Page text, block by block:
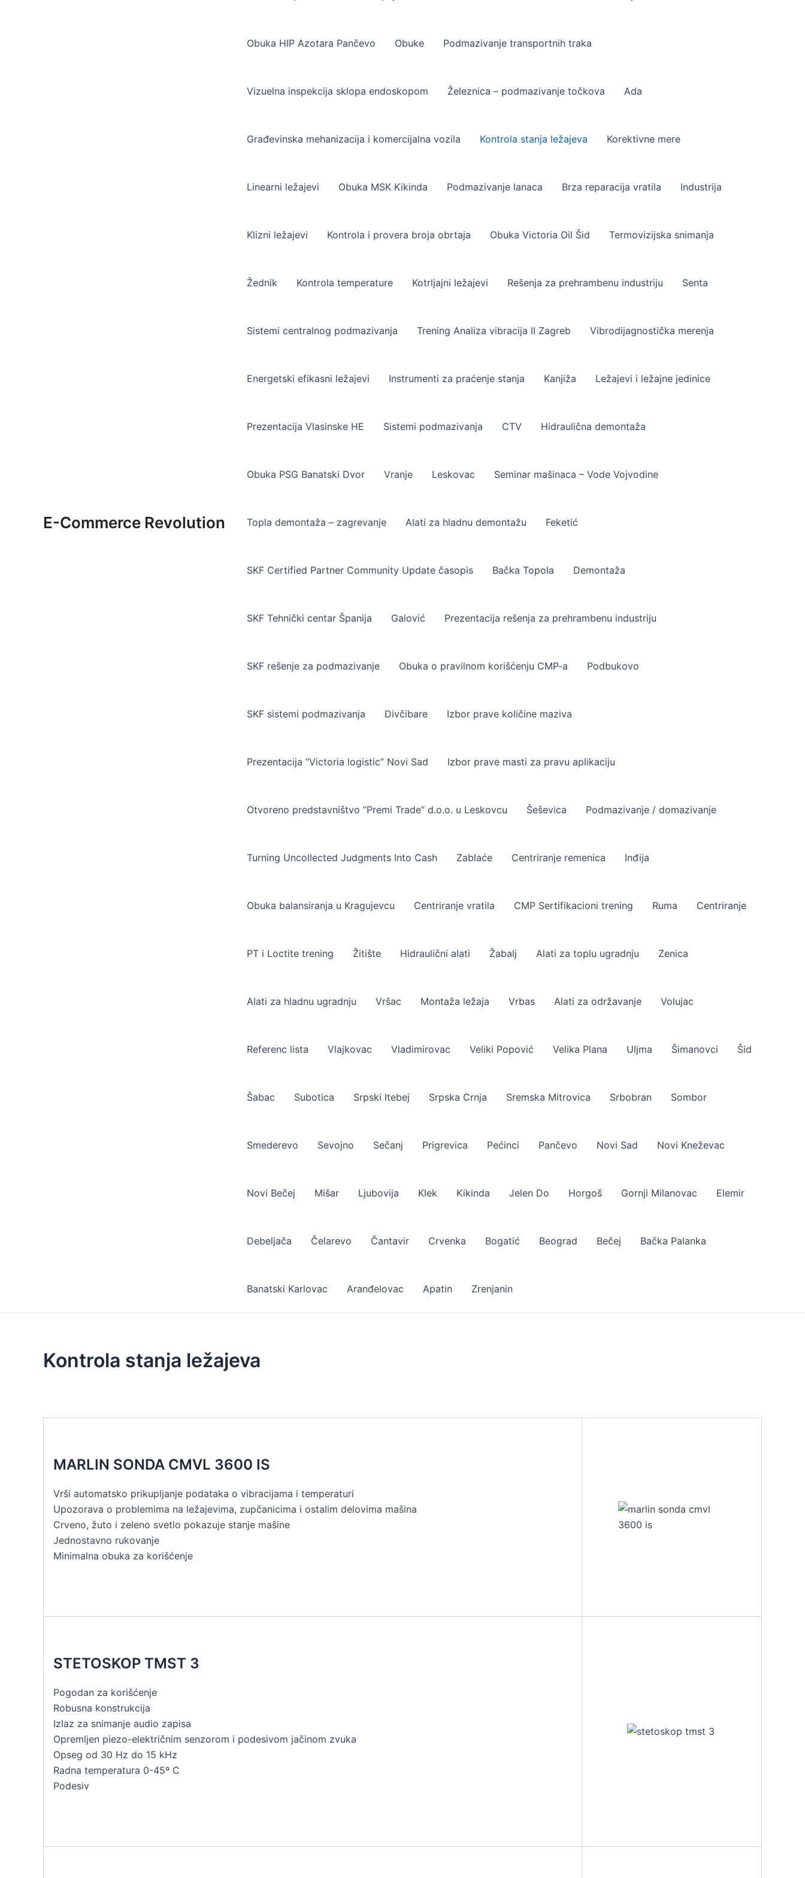
E-Commerce Revolution
Obuka HIP Azotara Pančevo Obuke Podmazivanje transportnih traka
Vizuelna inspekcija sklopa endoskopom Železnica – podmazivanje točkova Ada
Građevinska mehanizacija i komercijalna vozila Kontrola stanja ležajeva Korektivne mere
Linearni ležajevi Obuka MSK Kikinda Podmazivanje lanaca Brza reparacija vratila Industrija
Klizni ležajevi Kontrola i provera broja obrtaja Obuka Victoria Oil Šid Termovizijska snimanja
Žednik Kontrola temperature Kotrljajni ležajevi Rešenja za prehrambenu industriju Senta
Sistemi centralnog podmazivanja Trening Analiza vibracija II Zagreb Vibrodijagnostička merenja
Energetski efikasni ležajevi Instrumenti za praćenje stanja Kanjiža Ležajevi i ležajne jedinice
Prezentacija Vlasinske HE Sistemi podmazivanja CTV Hidraulična demontaža
Obuka PSG Banatski Dvor Vranje Leskovac Seminar mašinaca – Vode Vojvodine
Topla demontaža – zagrevanje Alati za hladnu demontažu Feketić
SKF Certified Partner Community Update časopis Bačka Topola Demontaža
SKF Tehnički centar Španija Galović Prezentacija rešenja za prehrambenu industriju
SKF rešenje za podmazivanje Obuka o pravilnom korišćenju CMP-a Podbukovo
SKF sistemi podmazivanja Divčibare Izbor prave količine maziva
Prezentacija “Victoria logistic” Novi Sad Izbor prave masti za pravu aplikaciju
Otvoreno predstavništvo “Premi Trade” d.o.o. u Leskovcu Šeševica Podmazivanje / domazivanje
Turning Uncollected Judgments Into Cash Zablaće Centriranje remenica Inđija
Obuka balansiranja u Kragujevcu Centriranje vratila CMP Sertifikacioni trening Ruma Centriranje
PT i Loctite trening Žitište Hidraulični alati Žabalj Alati za toplu ugradnju Zenica
Alati za hladnu ugradnju Vršac Montaža ležaja Vrbas Alati za održavanje Volujac
Referenc lista Vlajkovac Vladimirovac Veliki Popović Velika Plana Uljma Šimanovci Šid
Šabac Subotica Srpski Itebej Srpska Crnja Sremska Mitrovica Srbobran Sombor
Smederevo Sevojno Sečanj Prigrevica Pećinci Pančevo Novi Sad Novi Kneževac
Novi Bečej Mišar Ljubovija Klek Kikinda Jelen Do Horgoš Gornji Milanovac Elemir
Debeljača Čelarevo Čantavir Crvenka Bogatić Beograd Bečej Bačka Palanka
Banatski Karlovac Aranđelovac Apatin Zrenjanin
Kontrola stanja ležajeva
MARLIN SONDA CMVL 3600 IS
Vrši automatsko prikupljanje podataka o vibracijama i temperaturi
Upozorava o problemima na ležajevima, zupčanicima i ostalim delovima mašina
Crveno, žuto i zeleno svetlo pokazuje stanje mašine
Jednostavno rukovanje
Minimalna obuka za korišćenje
STETOSKOP TMST 3
Pogodan za korišćenje
Robusna konstrukcija
Izlaz za snimanje audio zapisa
Opremljen piezo-električnim senzorom i podesivom jačinom zvuka
Opseg od 30 Hz do 15 kHz
Radna temperatura 0-45º C
Podesiv